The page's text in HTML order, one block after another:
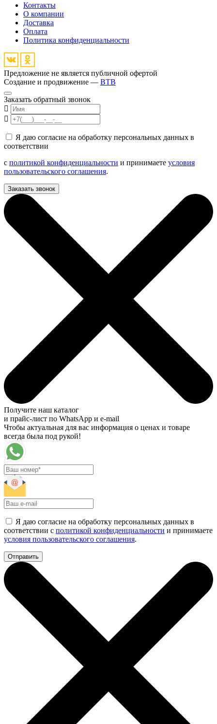
Контакты
О компании
Доставка
Оплата
Политика конфиденциальности
Предложение не является публичной офертой
Создание и продвижение — BTB
Заказать обратный звонок
Я даю согласие на обработку персональных данных в
соответствии
с политикой конфиденциальности и принимаете условия
пользовательского соглашения.
Заказать звонок
Получите наш каталог
и прайс-лист по WhatsApp и e-mail
Чтобы актуальная для вас информация о ценах и товаре
всегда была под рукой!
Я даю согласие на обработку персональных данных в
соответствии с политикой конфиденциальности и принимаете
условия пользовательского соглашения.